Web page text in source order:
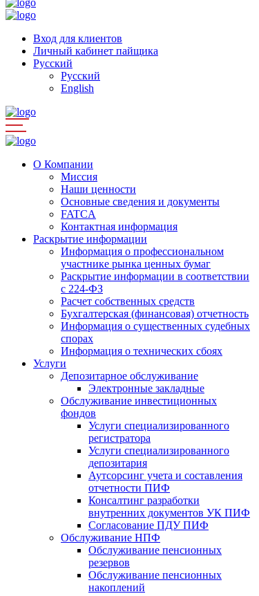
Вход для клиентов
Личный кабинет пайщика
Русский
Русский
English
О Компании
Миссия
Наши ценности
Основные сведения и документы
FATCA
Контактная информация
Раскрытие информации
Информация о профессиональном
участнике рынка ценных бумаг
Раскрытие информации в соответствии
с 224-ФЗ
Расчет собственных средств
Бухгалтерская (финансовая) отчетность
Информация о существенных судебных
спорах
Информация о технических сбоях
Услуги
Депозитарное обслуживание
Электронные закладные
Обслуживание инвестиционных
фондов
Услуги специализированного
регистратора
Услуги специализированного
депозитария
Аутсорсинг учета и составления
отчетности ПИФ
Консалтинг разработки
внутренних документов УК ПИФ
Согласование ПДУ ПИФ
Обслуживание НПФ
Обслуживание пенсионных
резервов
Обслуживание пенсионных
накоплений